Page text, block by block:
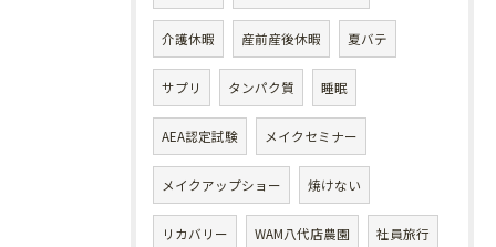
介護休暇 産前産後休暇 夏バテ
サプリ タンパク質 睡眠
AEA認定試験 メイクセミナー
メイクアップショー 焼けない
リカバリー WAM八代店農園 社員旅行